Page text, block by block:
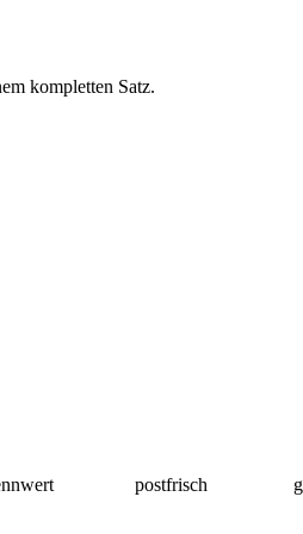
kompletten Satz.
postfrisch